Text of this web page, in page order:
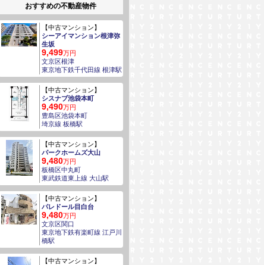
おすすめの不動産物件
【中古マンション】
シーアイマンション根津弥
生坂
9,499万円
文京区根津
東京地下鉄千代田線 根津駅
【中古マンション】
シスナブ池袋本町
9,490万円
豊島区池袋本町
埼京線 板橋駅
【中古マンション】
パークホームズ大山
9,480万円
板橋区中丸町
東武鉄道東上線 大山駅
【中古マンション】
パレドール目白台
9,480万円
文京区関口
東京地下鉄有楽町線 江戸川
橋駅
【中古マンション】